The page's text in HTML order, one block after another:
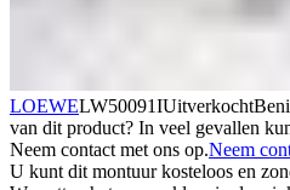
LOEWELW50091IUitverkocht
van dit product? In veel gevallen
Neem contact met ons op.Neem
U kunt dit montuur kosteloos en